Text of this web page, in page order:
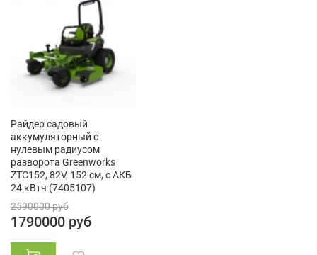
Райдер садовый
аккумуляторный с
нулевым радиусом
разворота Greenworks
ZTC152, 82V, 152 см, с АКБ
24 кВтч (7405107)
2590000 руб
1790000 руб